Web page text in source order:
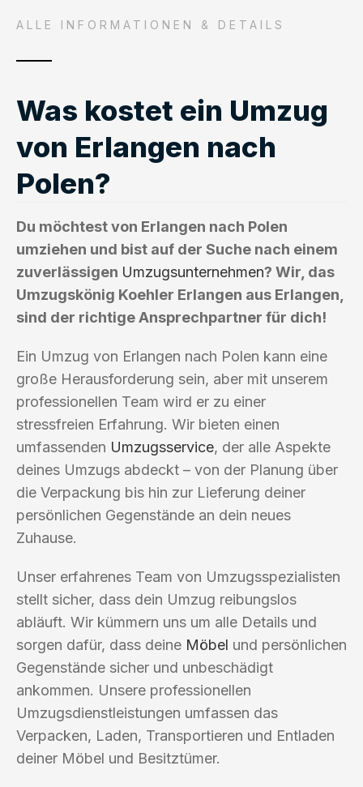
ALLE INFORMATIONEN & DETAILS
Was kostet ein Umzug
von Erlangen nach
Polen?
Du möchtest von Erlangen nach Polen
umziehen und bist auf der Suche nach einem
zuverlässigen Umzugsunternehmen? Wir, das
Umzugskönig Koehler Erlangen aus Erlangen,
sind der richtige Ansprechpartner für dich!
Ein Umzug von Erlangen nach Polen kann eine
große Herausforderung sein, aber mit unserem
professionellen Team wird er zu einer
stressfreien Erfahrung. Wir bieten einen
umfassenden Umzugsservice, der alle Aspekte
deines Umzugs abdeckt – von der Planung über
die Verpackung bis hin zur Lieferung deiner
persönlichen Gegenstände an dein neues
Zuhause.
Unser erfahrenes Team von Umzugsspezialisten
stellt sicher, dass dein Umzug reibungslos
abläuft. Wir kümmern uns um alle Details und
sorgen dafür, dass deine Möbel und persönlichen
Gegenstände sicher und unbeschädigt
ankommen. Unsere professionellen
Umzugsdienstleistungen umfassen das
Verpacken, Laden, Transportieren und Entladen
deiner Möbel und Besitztümer.